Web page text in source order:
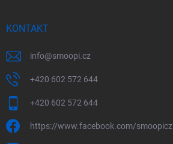
KONTAKT
info@smoopi.cz
+420 602 572 644
+420 602 572 644
https://www.facebook.com/smoopicz